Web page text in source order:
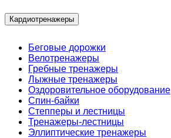
Кардиотренажеры
Беговые дорожки
Велотренажеры
Гребные тренажеры
Лыжные тренажеры
Оздоровительное оборудование
Спин-байки
Степперы и лестницы
Тренажеры-лестницы
Эллиптические тренажеры